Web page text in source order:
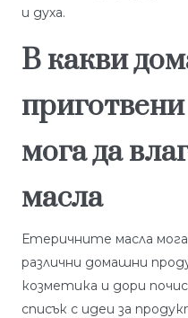
и духа.
В какви
мога да
масла
Етеричните масла
различни домашни
козметика и дори
списък с идеи за